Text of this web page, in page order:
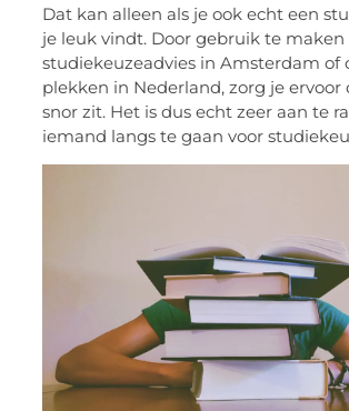
Dat kan alleen als je ook echt een
je leuk vindt. Door gebruik te maken
studiekeuzeadvies in Amsterdam of
plekken in Nederland, zorg je ervoor
snor zit. Het is dus echt zeer aan te
iemand langs te gaan voor